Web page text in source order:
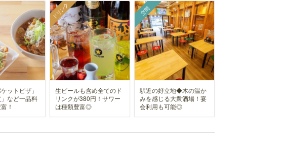
ットピザ」
など一品料
！
ドリンク
生ビールも含め全てのド
リンクが380円！サワー
は種類豊富◎
空間
駅近の好立地◆木の温か
みを感じる大衆酒場！宴
会利用も可能◎